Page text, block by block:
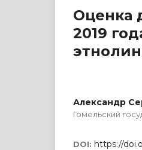
Оценка
2019
Александр
Гомельский
DOI: https://